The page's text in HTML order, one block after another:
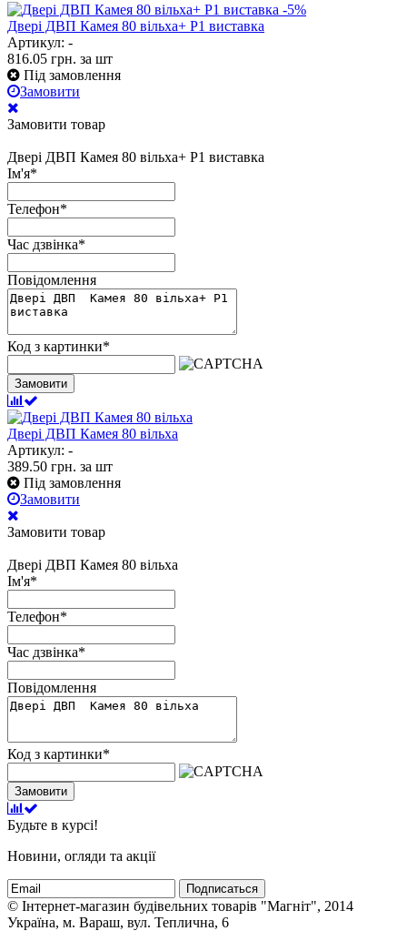
-5%
Двері ДВП Камея 80 вільха+ Р1 виставка
Артикул: -
816.05 грн. за шт
Під замовлення
Замовити
Замовити товар
Двері ДВП Камея 80 вільха+ Р1 виставка
Ім'я*
Телефон*
Час дзвінка*
Повідомлення
Код з картинки*
Замовити
Двері ДВП Камея 80 вільха
Артикул: -
389.50 грн. за шт
Під замовлення
Замовити
Замовити товар
Двері ДВП Камея 80 вільха
Ім'я*
Телефон*
Час дзвінка*
Повідомлення
Код з картинки*
Замовити
Будьте в курсі!
Новини, огляди та акції
Подписаться
© Інтернет-магазин будівельних товарів "Магніт", 2014
Україна, м. Вараш, вул. Теплична, 6